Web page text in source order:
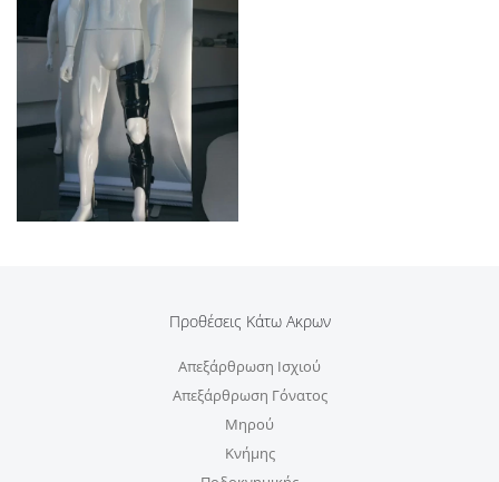
Προθέσεις Κάτω Ακρων
Απεξάρθρωση Ισχιού
Απεξάρθρωση Γόνατος
Μηρού
Κνήμης